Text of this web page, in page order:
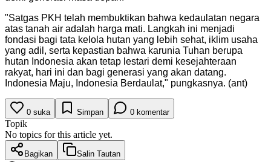
"Satgas PKH telah membuktikan bahwa kedaulatan negara
atas tanah air adalah harga mati. Langkah ini menjadi
fondasi bagi tata kelola hutan yang lebih sehat, iklim usaha
yang adil, serta kepastian bahwa karunia Tuhan berupa
hutan Indonesia akan tetap lestari demi kesejahteraan
rakyat, hari ini dan bagi generasi yang akan datang.
Indonesia Maju, Indonesia Berdaulat," pungkasnya. (ant)
0 suka Simpan 0 komentar
Topik
No topics for this article yet.
Bagikan Salin Tautan